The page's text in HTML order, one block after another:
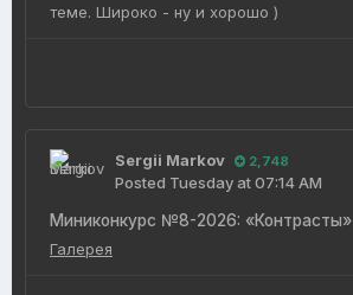
теме. Широко - ну и хорошо )
Sergii Markov 2,748
Posted Tuesday at 07:14 AM
Миниконкурс №8-2026: «Контрасты»
Галерея